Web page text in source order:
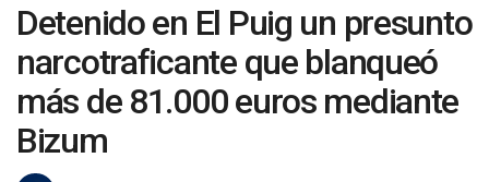
Detenido en El Puig un presunto
narcotraficante que blanqueó
más de 81.000 euros mediante
Bizum